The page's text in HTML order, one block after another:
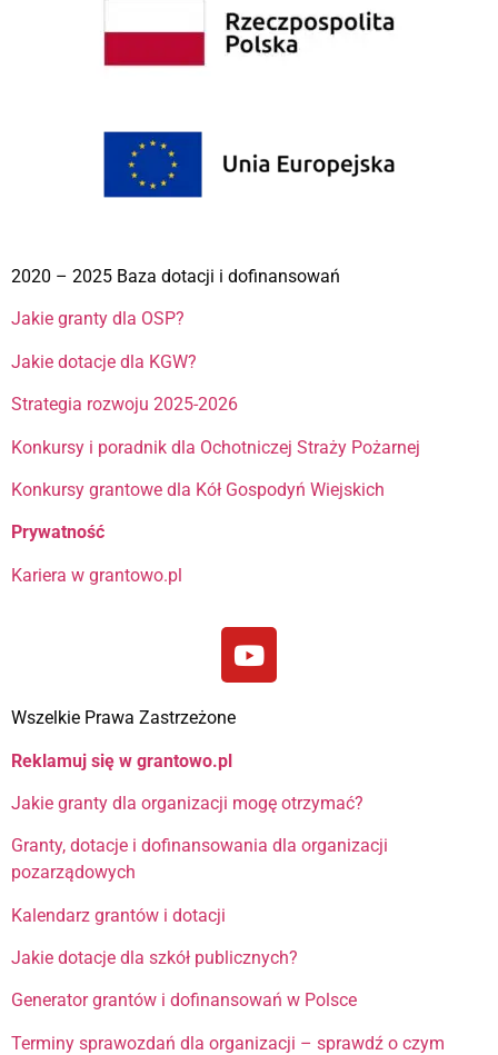
2020 – 2025 Baza dotacji i dofinansowań
Jakie granty dla OSP?
Jakie dotacje dla KGW?
Strategia rozwoju 2025-2026
Konkursy i poradnik dla Ochotniczej Straży Pożarnej
Konkursy grantowe dla Kół Gospodyń Wiejskich
Prywatność
Kariera w grantowo.pl
Wszelkie Prawa Zastrzeżone
Reklamuj się w grantowo.pl
Jakie granty dla organizacji mogę otrzymać?
Granty, dotacje i dofinansowania dla organizacji
pozarządowych
Kalendarz grantów i dotacji
Jakie dotacje dla szkół publicznych?
Generator grantów i dofinansowań w Polsce
Terminy sprawozdań dla organizacji – sprawdź o czym